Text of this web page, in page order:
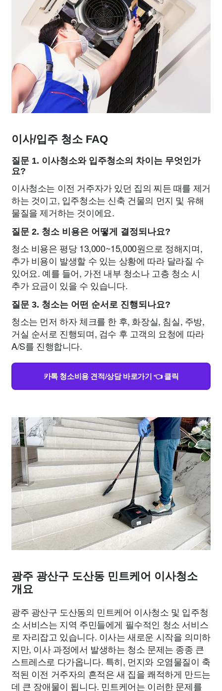
이사/입주 청소 FAQ
질문 1. 이사청소와 입주청소의 차이는 무엇인가
요?
이사청소는 이전 거주자가 있던 집의 찌든 때를 제거
하는 것이고, 입주청소는 신축 건물의 먼지 및 유해
물질을 제거하는 것이에요.
질문 2. 청소 비용은 어떻게 결정되나요?
청소 비용은 평당 13,000~15,000원으로 정해지며,
추가 비용이 발생할 수 있는 상황에 따라 달라질 수
있어요. 예를 들어, 가전 내부 청소나 고층 청소 시
추가 요금이 있을 수 있습니다.
질문 3. 청소는 어떤 순서로 진행되나요?
청소는 먼저 하자 체크를 한 후, 화장실, 침실, 주방,
거실 순서로 진행되며, 검수 후 고객의 요청에 따라
A/S를 진행합니다.
카톡 청소비용 견적/상담 바로가기 👈 클릭
광주 광산구 도산동 민트케어 이사청소
개요
광주 광산구 도산동의 민트케어 이사청소 및 입주청
소 서비스는 지역 주민들에게 필수적인 청소 서비스
로 자리잡고 있습니다. 이사는 새로운 시작을 의미하
지만, 이사 과정에서 발생하는 청소 문제는 종종 큰
스트레스로 다가옵니다. 특히, 먼지와 오염물질이 축
적된 이전 거주자의 흔적은 새 집을 쾌적하게 만드는
데 큰 장애물이 됩니다. 민트케어는 이러한 문제를